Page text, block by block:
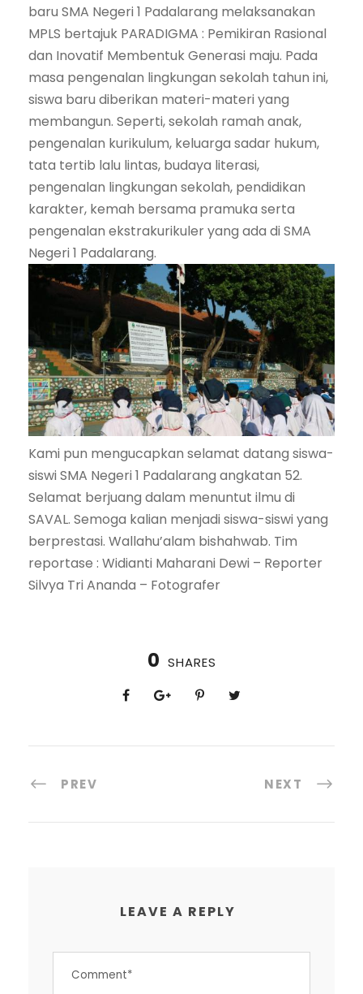
baru SMA Negeri 1 Padalarang melaksanakan
MPLS bertajuk PARADIGMA : Pemikiran Rasional
dan Inovatif Membentuk Generasi maju. Pada
masa pengenalan lingkungan sekolah tahun ini,
siswa baru diberikan materi-materi yang
membangun. Seperti, sekolah ramah anak,
pengenalan kurikulum, keluarga sadar hukum,
tata tertib lalu lintas, budaya literasi,
pengenalan lingkungan sekolah, pendidikan
karakter, kemah bersama pramuka serta
pengenalan ekstrakurikuler yang ada di SMA
Negeri 1 Padalarang.
Kami pun mengucapkan selamat datang siswa-
siswi SMA Negeri 1 Padalarang angkatan 52.
Selamat berjuang dalam menuntut ilmu di
SAVAL. Semoga kalian menjadi siswa-siswi yang
berprestasi. Wallahu’alam bishahwab. Tim
reportase : Widianti Maharani Dewi – Reporter
Silvya Tri Ananda – Fotografer
0 SHARES
PREV NEXT
LEAVE A REPLY